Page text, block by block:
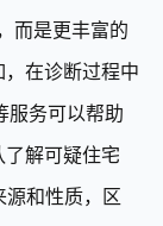
而是更丰富的
在诊断过程中
服务可以帮助
了解可疑住宅
源和性质，区